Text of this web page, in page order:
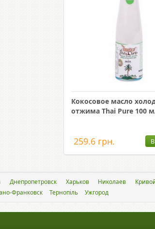
Кокосовое масло
отжима Thai Pure 100
259.6 грн.
Днепропетровск Харьков Николаев
Франковск Тернопіль Ужгород